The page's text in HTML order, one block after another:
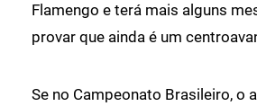
Flamengo e terá mais alguns
provar que ainda é um
Se no Campeonato Brasileiro, o